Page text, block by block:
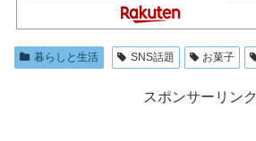
暮らしと生活 SNS話題 お菓子
スポンサーリンク